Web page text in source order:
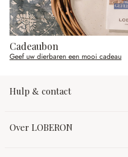
Cadeaubon
Geef uw dierbaren een mooi cadeau
Hulp & contact
Over LOBERON